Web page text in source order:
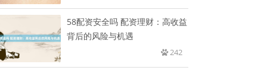
58配资安全吗 配资理财：高收益
背后的风险与机遇
242